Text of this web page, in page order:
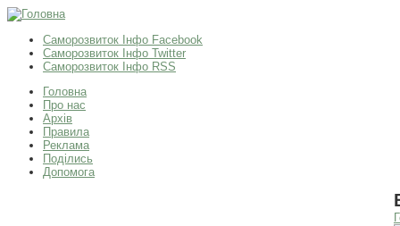
Саморозвиток Інфо Facebook
Саморозвиток Інфо Twitter
Саморозвиток Інфо RSS
Головна
Про нас
Архів
Правила
Реклама
Поділись
Допомога